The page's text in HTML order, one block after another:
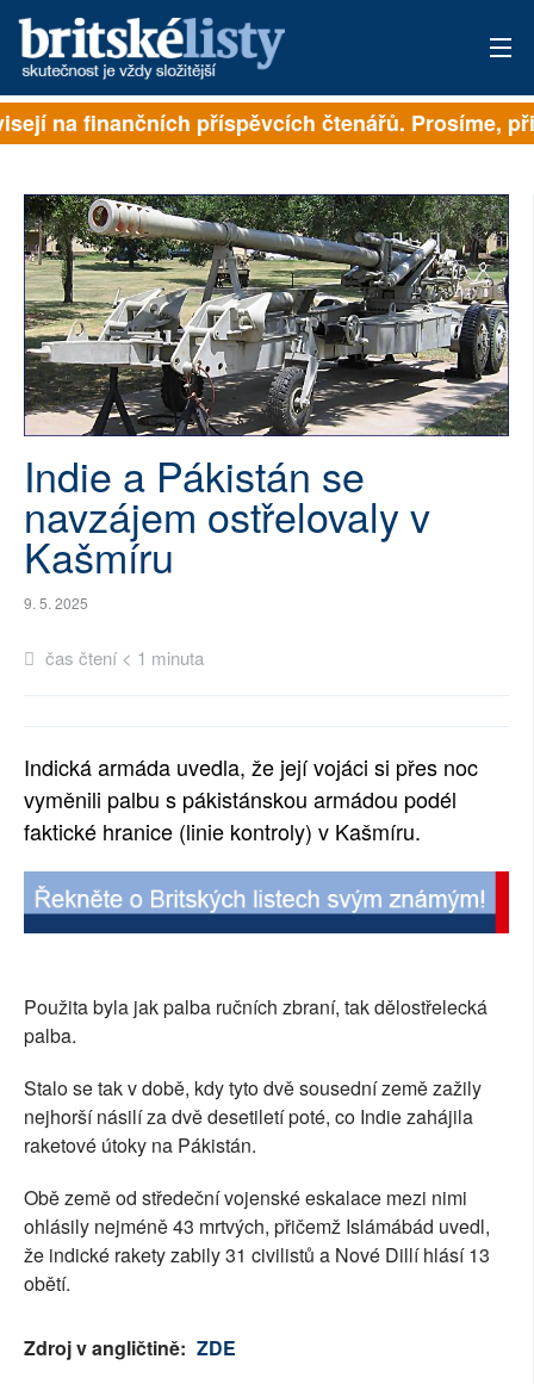
PŘIHLÁSIT
ARCHIV
ROZHOVORY
TÉMATA
NEJČTENĚJŠÍ ZA 7 DNÍ
PŘÍSPĚVKY NA PROVOZ
SOCIÁLNÍ SÍTĚ
PLNÁ VERZE STRÁNEK
na finančních příspěvcích čtenářů. Prosíme,
Indie a Pákistán se
navzájem ostřelovaly v
Kašmíru
9. 5. 2025
čas čtení < 1 minuta
Indická armáda uvedla, že její vojáci si přes noc
vyměnili palbu s pákistánskou armádou podél
faktické hranice (linie kontroly) v Kašmíru.
Použita byla jak palba ručních zbraní, tak dělostřelecká
palba.
Stalo se tak v době, kdy tyto dvě sousední země zažily
nejhorší násilí za dvě desetiletí poté, co Indie zahájila
raketové útoky na Pákistán.
Obě země od středeční vojenské eskalace mezi nimi
ohlásily nejméně 43 mrtvých, přičemž Islámábád uvedl,
že indické rakety zabily 31 civilistů a Nové Dillí hlásí 13
obětí.
Zdroj v angličtině: ZDE